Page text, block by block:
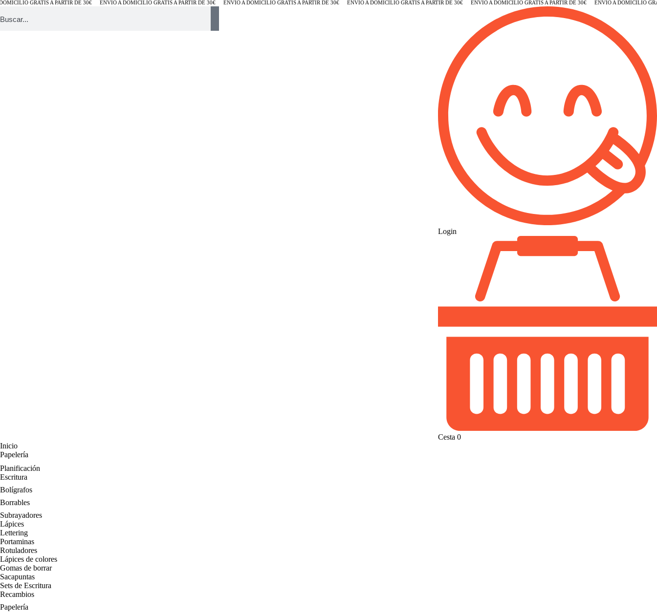
GRATIS A PARTIR DE 30€ ENVÍO A DOMICILIO GRATIS A PARTIR DE 30€ ENVÍO A DOMICILIO GRATIS A PARTIR DE 30€ ENVÍO A DOMICILIO GRATIS A PARTIR DE 30€ ENVÍO A DOMICILIO GRATIS A PARTIR DE 30€ ENVÍO A DOMICILIO
Login
Cesta 0
Inicio
Papelería
Planificación
Escritura
Bolígrafos
Borrables
Subrayadores
Lápices
Lettering
Portaminas
Rotuladores
Lápices de colores
Gomas de borrar
Sacapuntas
Sets de Escritura
Recambios
Papelería